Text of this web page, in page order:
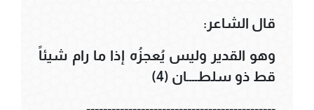
قال الشاعر:
وهو القدير وليس يُعجزُه إذا ما رام شيئاً
قط ذو سلطــــان (4)